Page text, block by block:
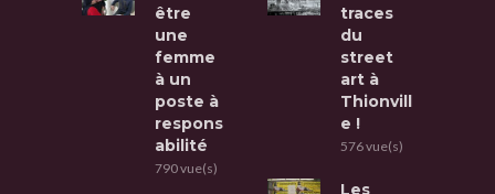
être
une
femme
à un
poste à
respons
abilité
790 vue(s)
traces
du
street
art à
Thionvill
e !
576 vue(s)
Les